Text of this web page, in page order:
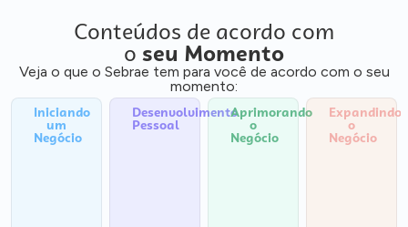
Conteúdos de acordo com
o seu Momento
Veja o que o Sebrae tem para você de acordo com o seu
momento:
Iniciando
um
Negócio
Desenvolvimento
Pessoal
Aprimorando
o
Negócio
Expandindo
o
Negócio